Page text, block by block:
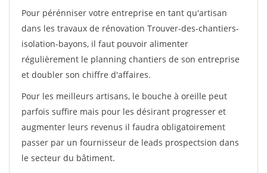
Pour pérénniser votre entreprise en tant qu'artisan
dans les travaux de rénovation Trouver-des-chantiers-
isolation-bayons, il faut pouvoir alimenter
régulièrement le planning chantiers de son entreprise
et doubler son chiffre d'affaires.
Pour les meilleurs artisans, le bouche à oreille peut
parfois suffire mais pour les désirant progresser et
augmenter leurs revenus il faudra obligatoirement
passer par un fournisseur de leads prospectsion dans
le secteur du bâtiment.